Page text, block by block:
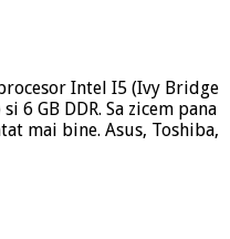
Intel I5 (Ivy Bridge
GB DDR. Sa zicem pana
mai bine. Asus, Toshiba,